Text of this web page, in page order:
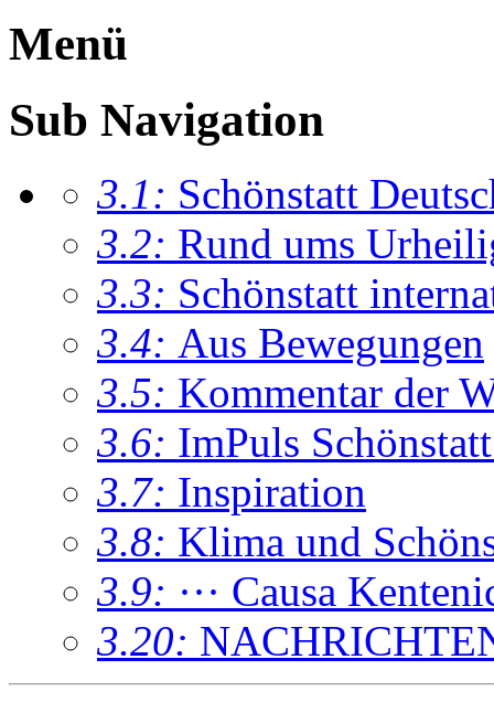
Menü
Sub Navigation
3.1: Schönstatt
3.2: Rund ums
3.3: Schönstatt
3.4: Aus Bewegungen
3.5: Kommentar der
3.6: ImPuls
3.7: Inspiration
3.8: Klima und
3.9: ··· Causa
3.20: